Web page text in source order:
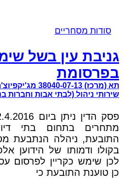
סודות מסחריים
גניבת עין בשל
בפרסומת
תא (מרכז) 38040-
שירותי ניהול (לבתי אבות וחברות
מתחרים בתחום בתי
התובעת, ניהלה הנתבעת
בקולו ודמותו של הידוען
לכן שימש כקריין לפרסום
כן טוענת התובעת כי